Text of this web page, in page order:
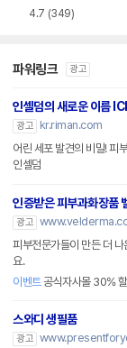
4.7 (349)
파워링크 광고
인셀덤의 새로운 이름
광고
kr.riman.com
어린 세포 발견의 비밀! 피
인셀덤
인증받은 피부과화장품
광고
피부전문가들이 만든 더
요.
이벤트 공식자사몰 30%
스와디 생필품
광고